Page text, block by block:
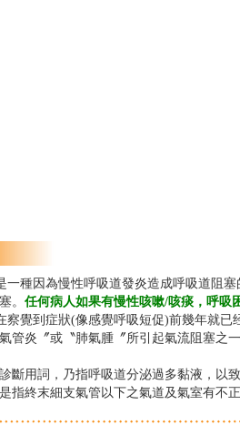
一種因為慢性呼吸道發炎造成呼吸道
。 任何病人如果有慢性咳嗽/咳痰，呼吸
察覺到症狀(像感覺呼吸短促)前幾年就已
管炎〞或〝肺氣腫〞所引起氣流阻塞之
斷用詞，乃指呼吸道分泌過多黏液，
指終末細支氣管以下之氣道及氣室有不